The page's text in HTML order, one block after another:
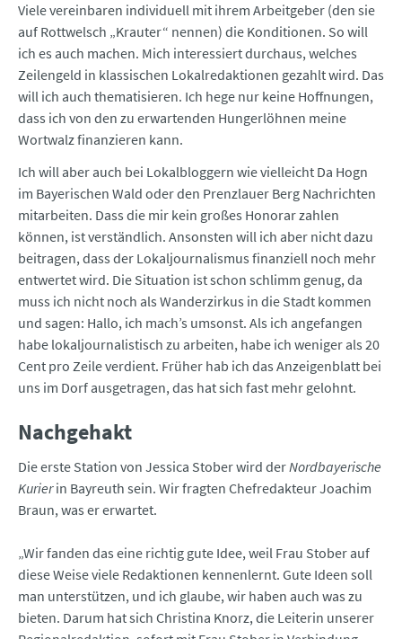
Viele vereinbaren individuell mit ihrem Arbeitgeber (den sie
auf Rottwelsch „Krauter“ nennen) die Konditionen. So will
ich es auch machen. Mich interessiert durchaus, welches
Zeilengeld in klassischen Lokalredaktionen gezahlt wird. Das
will ich auch thematisieren. Ich hege nur keine Hoffnungen,
dass ich von den zu erwartenden Hungerlöhnen meine
Wortwalz finanzieren kann.
Ich will aber auch bei Lokalbloggern wie vielleicht Da Hogn
im Bayerischen Wald oder den Prenzlauer Berg Nachrichten
mitarbeiten. Dass die mir kein großes Honorar zahlen
können, ist verständlich. Ansonsten will ich aber nicht dazu
beitragen, dass der Lokaljournalismus finanziell noch mehr
entwertet wird. Die Situation ist schon schlimm genug, da
muss ich nicht noch als Wanderzirkus in die Stadt kommen
und sagen: Hallo, ich mach’s umsonst. Als ich angefangen
habe lokaljournalistisch zu arbeiten, habe ich weniger als 20
Cent pro Zeile verdient. Früher hab ich das Anzeigenblatt bei
uns im Dorf ausgetragen, das hat sich fast mehr gelohnt.
Nachgehakt
Die erste Station von Jessica Stober wird derNordbayerische
Kurierin Bayreuth sein. Wir fragten Chefredakteur Joachim
Braun, was er erwartet.
„Wir fanden das eine richtig gute Idee, weil Frau Stober auf
diese Weise viele Redaktionen kennenlernt. Gute Ideen soll
man unterstützen, und ich glaube, wir haben auch was zu
bieten. Darum hat sich Christina Knorz, die Leiterin unserer